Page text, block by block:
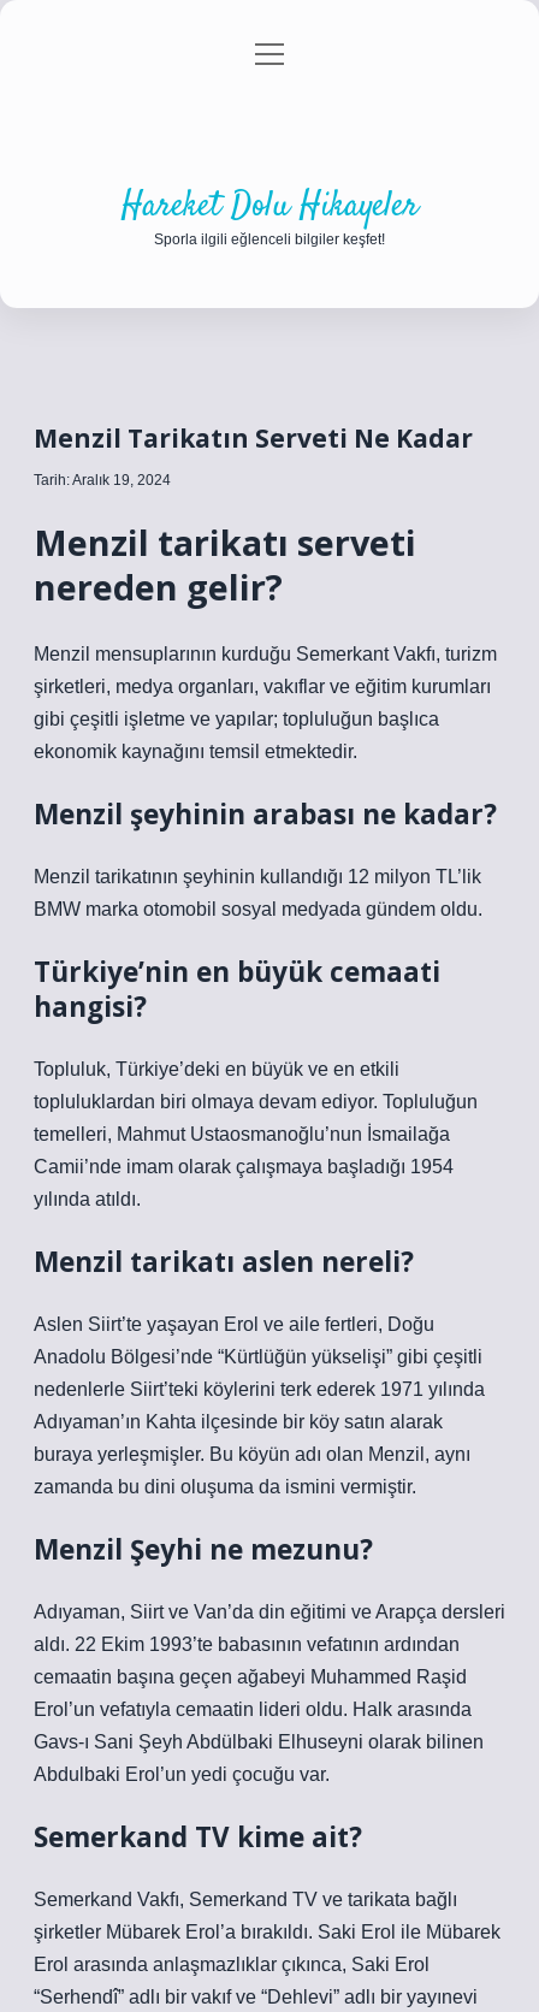
Gizlilik Politikası
menüyü
Hareket Dolu Hikayeler
Sporla ilgili eğlenceli bilgiler keşfet!
Menzil Tarikatın Serveti Ne Kadar
Tarih: Aralık 19, 2024
Menzil tarikatı serveti
nereden gelir?
Menzil mensuplarının kurduğu Semerkant Vakfı, turizm
şirketleri, medya organları, vakıflar ve eğitim kurumları
gibi çeşitli işletme ve yapılar; topluluğun başlıca
ekonomik kaynağını temsil etmektedir.
Menzil şeyhinin arabası ne kadar?
Menzil tarikatının şeyhinin kullandığı 12 milyon TL’lik
BMW marka otomobil sosyal medyada gündem oldu.
Türkiye’nin en büyük cemaati
hangisi?
Topluluk, Türkiye’deki en büyük ve en etkili
topluluklardan biri olmaya devam ediyor. Topluluğun
temelleri, Mahmut Ustaosmanoğlu’nun İsmailağa
Camii’nde imam olarak çalışmaya başladığı 1954
yılında atıldı.
Menzil tarikatı aslen nereli?
Aslen Siirt’te yaşayan Erol ve aile fertleri, Doğu
Anadolu Bölgesi’nde “Kürtlüğün yükselişi” gibi çeşitli
nedenlerle Siirt’teki köylerini terk ederek 1971 yılında
Adıyaman’ın Kahta ilçesinde bir köy satın alarak
buraya yerleşmişler. Bu köyün adı olan Menzil, aynı
zamanda bu dini oluşuma da ismini vermiştir.
Menzil Şeyhi ne mezunu?
Adıyaman, Siirt ve Van’da din eğitimi ve Arapça dersleri
aldı. 22 Ekim 1993’te babasının vefatının ardından
cemaatin başına geçen ağabeyi Muhammed Raşid
Erol’un vefatıyla cemaatin lideri oldu. Halk arasında
Gavs-ı Sani Şeyh Abdülbaki Elhuseyni olarak bilinen
Abdulbaki Erol’un yedi çocuğu var.
Semerkand TV kime ait?
Semerkand Vakfı, Semerkand TV ve tarikata bağlı
şirketler Mübarek Erol’a bırakıldı. Saki Erol ile Mübarek
Erol arasında anlaşmazlıklar çıkınca, Saki Erol
“Serhendî” adlı bir vakıf ve “Dehlevi” adlı bir yayınevi